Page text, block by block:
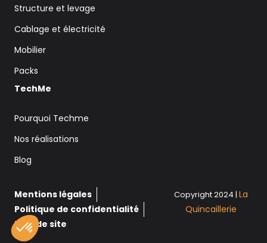
Structure et levage
Cablage et électricité
Mobilier
Packs
TechMe
Pourquoi Techme
Nos réalisations
Blog
Mentions légales
Politique de confidentialité
Plan de site
Copyright 2024 |La
Quincaillerie